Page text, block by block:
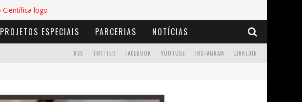
PROJETOS ESPECIAIS PARCERIAS NOTÍCIAS
LINKEDIN
INSTAGRAM
YOUTUBE
FACEBOOK
TWITTER
RSS